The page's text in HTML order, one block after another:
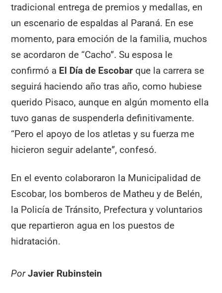
tradicional entrega de premios y medallas, en
un escenario de espaldas al Paraná. En ese
momento, para emoción de la familia, muchos
se acordaron de “Cacho”. Su esposa le
confirmó a El Día de Escobar que la carrera se
seguirá haciendo año tras año, como hubiese
querido Pisaco, aunque en algún momento ella
tuvo ganas de suspenderla definitivamente.
“Pero el apoyo de los atletas y su fuerza me
hicieron seguir adelante”, confesó.
En el evento colaboraron la Municipalidad de
Escobar, los bomberos de Matheu y de Belén,
la Policía de Tránsito, Prefectura y voluntarios
que repartieron agua en los puestos de
hidratación.
Por Javier Rubinstein